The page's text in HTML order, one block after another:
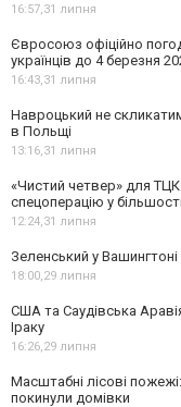
16:57, 31 липня
Євросоюз офіційно
українців до 4 березня
16:43, 31 липня
Навроцький не
в Польщі
13:16, 31 липня
«Чистий четвер» для
спецоперацію у
12:24, 31 липня
Зеленський у
18:00, 29 липня
США та Саудівська
Іраку
16:26, 29 липня
Масштабні лісові
покинули домівки